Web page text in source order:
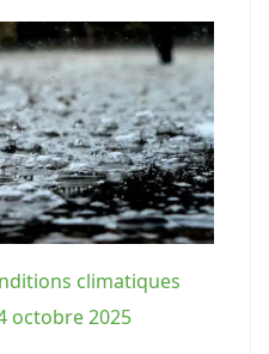
climatiques
octobre 2025